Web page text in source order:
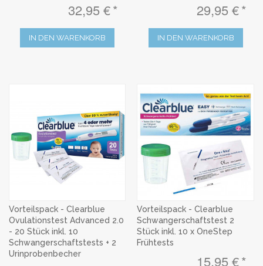
32,95 €
IN DEN WARENKORB
29,95 €
IN DEN WARENKORB
Vorteilspack - Clearblue
Ovulationstest Advanced 2.0
- 20 Stück inkl. 10
Schwangerschaftstests + 2
Urinprobenbecher
Vorteilspack - Clearblue
Schwangerschaftstest 2
Stück inkl. 10 x OneStep
Frühtests
15,95 €